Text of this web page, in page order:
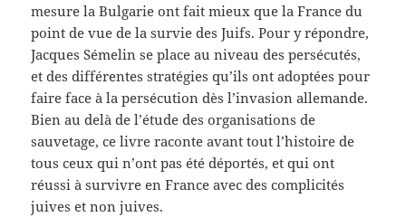
mesure la Bulgarie ont fait mieux que la France du
point de vue de la survie des Juifs. Pour y répondre,
Jacques Sémelin se place au niveau des persécutés,
et des différentes stratégies qu’ils ont adoptées pour
faire face à la persécution dès l’invasion allemande.
Bien au delà de l’étude des organisations de
sauvetage, ce livre raconte avant tout l’histoire de
tous ceux qui n’ont pas été déportés, et qui ont
réussi à survivre en France avec des complicités
juives et non juives.